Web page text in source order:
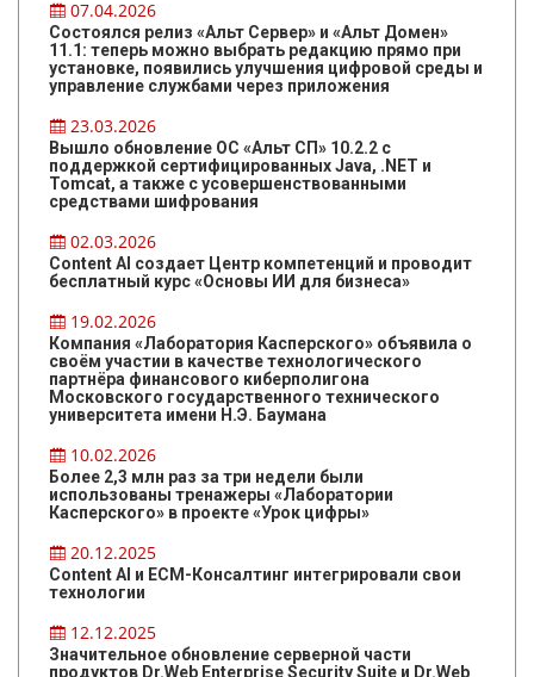
07.04.2026
Состоялся релиз «Альт Сервер» и «Альт Домен»
11.1: теперь можно выбрать редакцию прямо при
установке, появились улучшения цифровой среды и
управление службами через приложения
23.03.2026
Вышло обновление ОС «Альт СП» 10.2.2 с
поддержкой сертифицированных Java, .NET и
Tomcat, а также с усовершенствованными
средствами шифрования
02.03.2026
Content AI создает Центр компетенций и проводит
бесплатный курс «Основы ИИ для бизнеса»
19.02.2026
Компания «Лаборатория Касперского» объявила о
своём участии в качестве технологического
партнёра финансового киберполигона
Московского государственного технического
университета имени Н.Э. Баумана
10.02.2026
Более 2,3 млн раз за три недели были
использованы тренажеры «Лаборатории
Касперского» в проекте «Урок цифры»
20.12.2025
Content AI и ЕСМ-Консалтинг интегрировали свои
технологии
12.12.2025
Значительное обновление серверной части
продуктов Dr.Web Enterprise Security Suite и Dr.Web